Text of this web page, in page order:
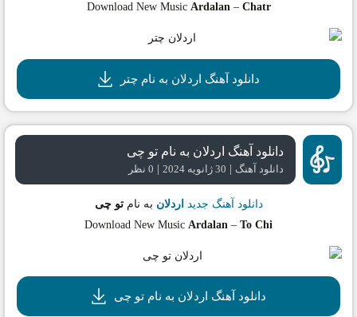
Download New Music Ardalan– Chatr
دانلود آهنگ اردلان به نام چتر
دانلود آهنگ اردلان به نام تو چی
دانلود آهنگ | 30 ژانویه 2024 | 0 نظر
دانلود آهنگ جدید اردلان به نامتو چی
Download New Music Ardalan – To Chi
دانلود آهنگ اردلان به نام تو چی